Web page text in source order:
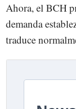
Ahora, el BCH
demanda
traduce